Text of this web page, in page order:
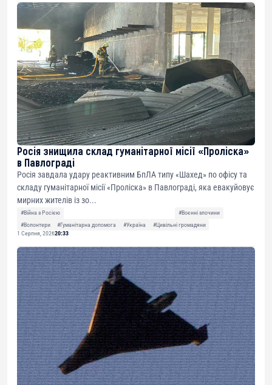
Росія знищила склад гуманітарної місії «Проліска»
в Павлограді
Росія завдала удару реактивним БпЛА типу «Шахед» по офісу та
складу гуманітарної місії «Проліска» в Павлограді, яка евакуйовує
мирних жителів із зо...
#Війна з Росією
#Воєнні злочини
#Волонтери
#Гуманітарна допомога #Україна
#Цивільні громадяни
1 Серпня, 202620:33